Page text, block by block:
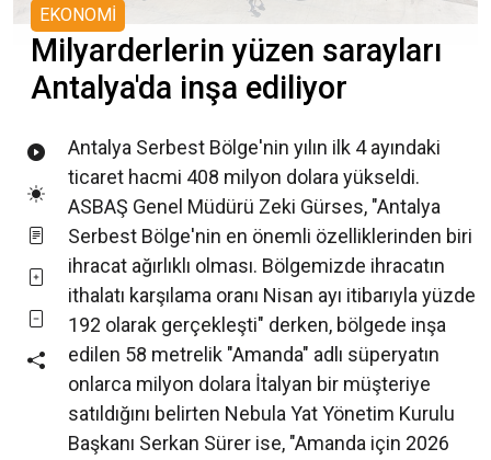
EKONOMİ
Milyarderlerin yüzen sarayları
Antalya'da inşa ediliyor
Antalya Serbest Bölge'nin yılın ilk 4 ayındaki
ticaret hacmi 408 milyon dolara yükseldi.
ASBAŞ Genel Müdürü Zeki Gürses, "Antalya
Serbest Bölge'nin en önemli özelliklerinden biri
ihracat ağırlıklı olması. Bölgemizde ihracatın
ithalatı karşılama oranı Nisan ayı itibarıyla yüzde
192 olarak gerçekleşti" derken, bölgede inşa
edilen 58 metrelik "Amanda" adlı süperyatın
onlarca milyon dolara İtalyan bir müşteriye
satıldığını belirten Nebula Yat Yönetim Kurulu
Başkanı Serkan Sürer ise, "Amanda için 2026